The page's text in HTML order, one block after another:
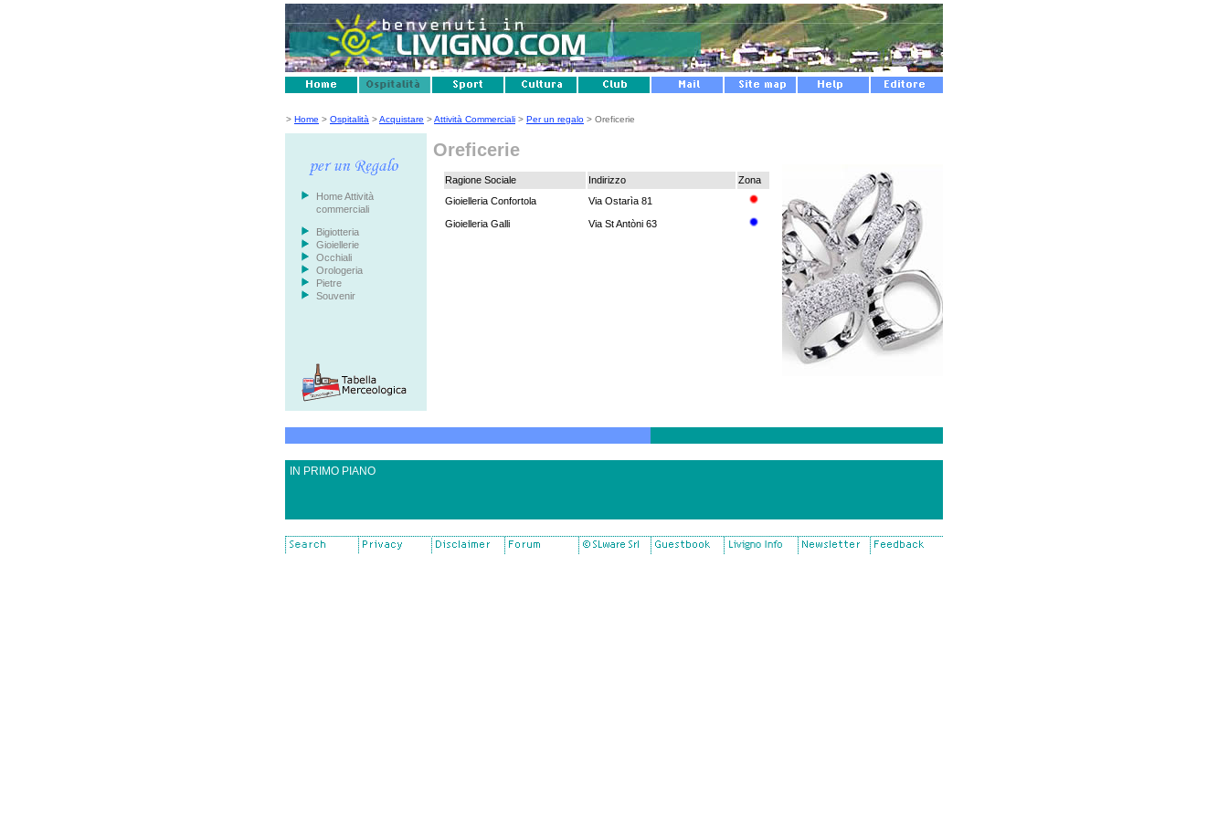
> Home > Ospitalità >Acquistare >Attività Commerciali > Per un regalo > Oreficerie
Home Attività
commerciali
Bigiotteria
Gioiellerie
Occhiali
Orologeria
Pietre
Souvenir
Oreficerie
Ragione Sociale Indirizzo
Zona
Gioielleria Confortola
Via Ostarìa 81
Gioielleria Galli Via St Antòni 63
IN PRIMO PIANO